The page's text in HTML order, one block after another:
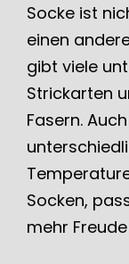
Socke ist
einen
gibt viele
Strickarten
Fasern.
Socken,
mehr